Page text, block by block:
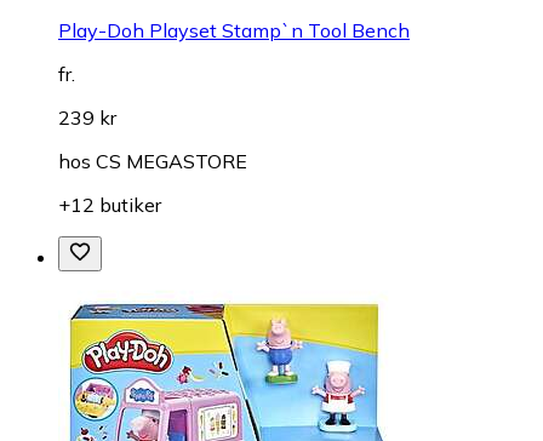
Play-Doh Playset Stamp`n Tool Bench
fr.
239 kr
hos CS MEGASTORE
+12 butiker